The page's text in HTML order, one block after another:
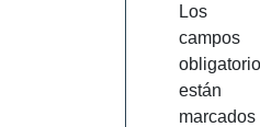
Los
campos
están
marcados